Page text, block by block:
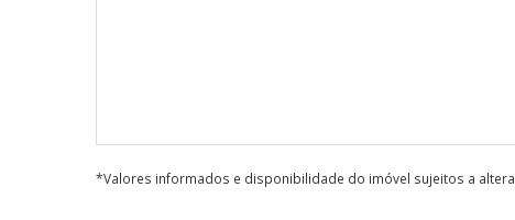
*Valores informados e disponibilidade do imóvel sujeitos a